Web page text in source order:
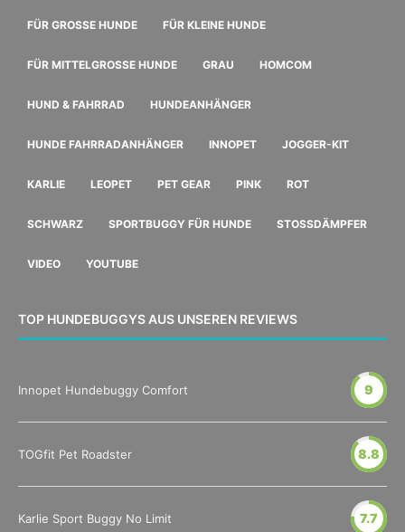
FÜR GROSSE HUNDE FÜR KLEINE HUNDE
FÜR MITTELGROSSE HUNDE GRAU HOMCOM
HUND & FAHRRAD HUNDEANHÄNGER
HUNDE FAHRRADANHÄNGER INNOPET JOGGER-KIT
KARLIE LEOPET PET GEAR PINK ROT
SCHWARZ SPORTBUGGY FÜR HUNDE STOSSDÄMPFER
VIDEO YOUTUBE
TOP HUNDEBUGGYS AUS UNSEREN REVIEWS
Innopet Hundebuggy Comfort 9
TOGfit Pet Roadster 8.8
Karlie Sport Buggy No Limit 7.7